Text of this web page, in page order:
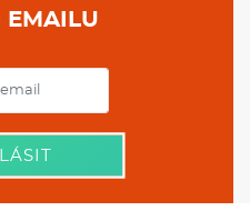
EMAILU